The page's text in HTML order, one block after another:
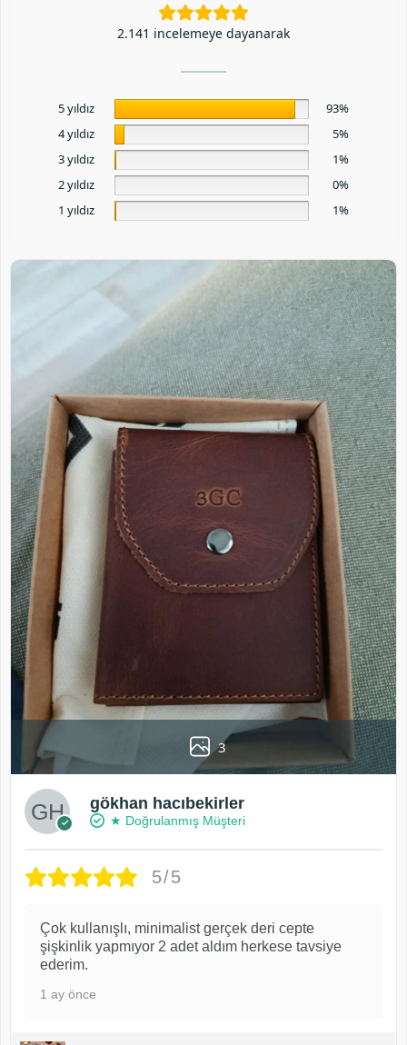
2.141 incelemeye dayanarak
5 yıldız
93%
4 yıldız
5%
3 yıldız
1%
2 yıldız
0%
1 yıldız
1%
3
gökhan hacıbekirler
★ Doğrulanmış Müşteri
5/5
Çok kullanışlı, minimalist gerçek deri cepte
şişkinlik yapmıyor 2 adet aldım herkese tavsiye
ederim.
1 ay önce